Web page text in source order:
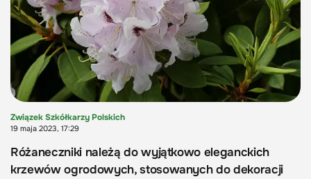
Związek Szkółkarzy Polskich
19 maja 2023, 17:29
Różaneczniki należą do wyjątkowo eleganckich
krzewów ogrodowych, stosowanych do dekoracji